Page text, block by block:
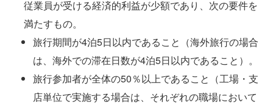
従業員が受ける経済的利益が少額であり、次の要件を
満たすもの。
旅行期間が4泊5日以内であること（海外旅行の場合
は、海外での滞在日数が4泊5日以内であること）。
旅行参加者が全体の50％以上であること（工場・支
店単位で実施する場合は、それぞれの職場において